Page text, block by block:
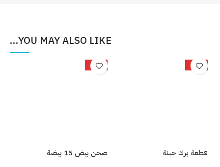
YOU MAY ALSO LIKE…
-34%
قطعة برك جبنة
-25%
صحن بيض 15 بيضة